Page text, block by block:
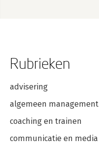
Rubrieken
advisering
algemeen management
coaching en trainen
communicatie en media